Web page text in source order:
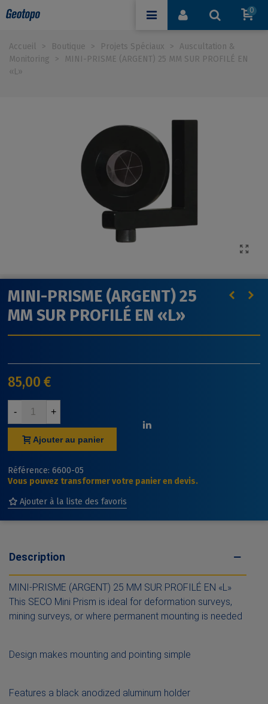
0
Accueil > Boutique > Projets Spéciaux >
Auscultation &
Monitoring
>
MINI-PRISME (ARGENT) 25 MM SUR PROFILÉ EN
«L»
MINI-PRISME (ARGENT) 25
MM SUR PROFILÉ EN «L»
85,00 €
- +
Ajouter au panier
Référence: 6600-05
Vous pouvez transformer votre panier en devis.
Ajouter à la liste des favoris
Description
MINI-PRISME (ARGENT) 25 MM SUR PROFILÉ EN «L»
This SECO Mini Prism is ideal for deformation surveys,
mining surveys, or where permanent mounting is needed
Design makes mounting and pointing simple
Features a black anodized aluminum holder